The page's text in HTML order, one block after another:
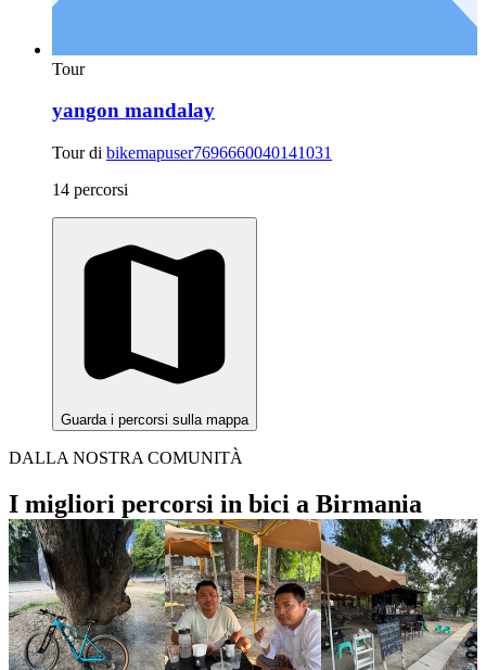
Tour
yangon mandalay
Tour di bikemapuser7696660040141031
14 percorsi
Guarda i percorsi sulla mappa
DALLA NOSTRA COMUNITÀ
I migliori percorsi in bici a Birmania